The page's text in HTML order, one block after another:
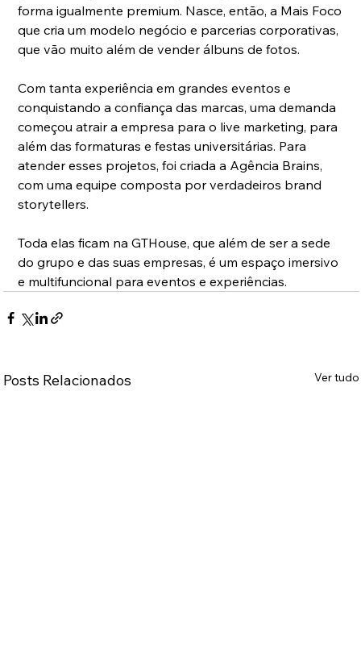
forma igualmente premium. Nasce, então, a Mais Foco
que cria um modelo negócio e parcerias corporativas,
que vão muito além de vender álbuns de fotos.
Com tanta experiência em grandes eventos e
conquistando a confiança das marcas, uma demanda
começou atrair a empresa para o live marketing, para
além das formaturas e festas universitárias. Para
atender esses projetos, foi criada a Agência Brains,
com uma equipe composta por verdadeiros brand
storytellers.
Toda elas ficam na GTHouse, que além de ser a sede
do grupo e das suas empresas, é um espaço imersivo
e multifuncional para eventos e experiências.
Posts Relacionados Ver tudo